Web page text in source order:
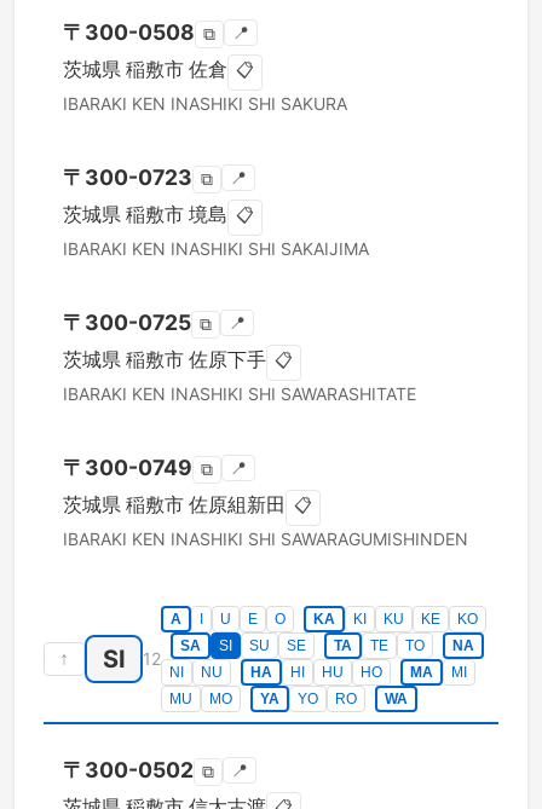
〒 300-0508 ⧉ 📍
茨城県 稲敷市 佐倉 📋
IBARAKI KEN INASHIKI SHI SAKURA
〒 300-0723 ⧉ 📍
茨城県 稲敷市 境島 📋
IBARAKI KEN INASHIKI SHI SAKAIJIMA
〒 300-0725 ⧉ 📍
茨城県 稲敷市 佐原下手 📋
IBARAKI KEN INASHIKI SHI SAWARASHITATE
〒 300-0749 ⧉ 📍
茨城県 稲敷市 佐原組新田 📋
IBARAKI KEN INASHIKI SHI SAWARAGUMISHINDEN
↑ SI 12
A U E O KA KI KU KE
KO
SA
SI SU SE TA TE TO
NA
NI
NU HA HI HU HO MA
MI
MU
MO YA YO RO WA
〒 300-0502 ⧉ 📍